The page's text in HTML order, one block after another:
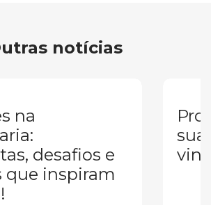
notícias
na
desafios e
que inspiram
sua